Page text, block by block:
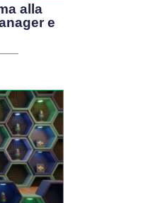
alla
e